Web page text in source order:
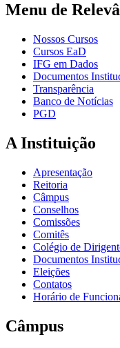
Menu de
Nossos Cursos
Cursos EaD
IFG em Dados
Documentos
Transparência
Banco de Notícias
PGD
A Instituição
Apresentação
Reitoria
Câmpus
Conselhos
Comissões
Comitês
Colégio de
Documentos
Eleições
Contatos
Horário de
Câmpus